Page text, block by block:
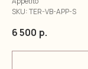
SKU:TER-VB-APP-S
6 500 р.